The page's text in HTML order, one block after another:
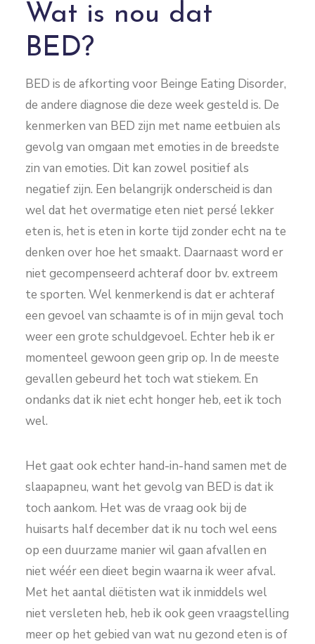
Wat is nou dat
BED?
BED is de afkorting voor Beinge Eating Disorder,
de andere diagnose die deze week gesteld is. De
kenmerken van BED zijn met name eetbuien als
gevolg van omgaan met emoties in de breedste
zin van emoties. Dit kan zowel positief als
negatief zijn. Een belangrijk onderscheid is dan
wel dat het overmatige eten niet persé lekker
eten is, het is eten in korte tijd zonder echt na te
denken over hoe het smaakt. Daarnaast word er
niet gecompenseerd achteraf door bv. extreem
te sporten. Wel kenmerkend is dat er achteraf
een gevoel van schaamte is of in mijn geval toch
weer een grote schuldgevoel. Echter heb ik er
momenteel gewoon geen grip op. In de meeste
gevallen gebeurd het toch wat stiekem. En
ondanks dat ik niet echt honger heb, eet ik toch
wel.
Het gaat ook echter hand-in-hand samen met de
slaapapneu, want het gevolg van BED is dat ik
toch aankom. Het was de vraag ook bij de
huisarts half december dat ik nu toch wel eens
op een duurzame manier wil gaan afvallen en
niet wéér een dieet begin waarna ik weer afval.
Met het aantal diëtisten wat ik inmiddels wel
niet versleten heb, heb ik ook geen vraagstelling
meer op het gebied van wat nu gezond eten is of